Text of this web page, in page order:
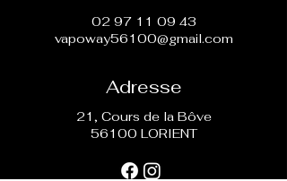
02 97 11 09 43
vapoway56100@gmail.com
Adresse
21, Cours de la Bôve
56100 LORIENT